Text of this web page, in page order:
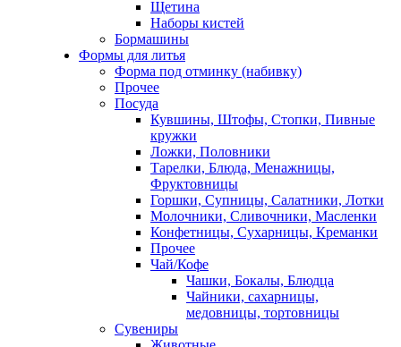
Щетина
Наборы кистей
Бормашины
Формы для литья
Форма под отминку (набивку)
Прочее
Посуда
Кувшины, Штофы, Стопки, Пивные
кружки
Ложки, Половники
Тарелки, Блюда, Менажницы,
Фруктовницы
Горшки, Супницы, Салатники, Лотки
Молочники, Сливочники, Масленки
Конфетницы, Сухарницы, Креманки
Прочее
Чай/Кофе
Чашки, Бокалы, Блюдца
Чайники, сахарницы,
медовницы, тортовницы
Сувениры